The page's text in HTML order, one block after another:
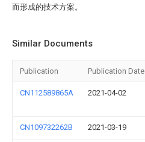
而形成的技术方案。
Similar Documents
Publication Publication Date
CN112589865A 2021-04-02
CN109732262B 2021-03-19